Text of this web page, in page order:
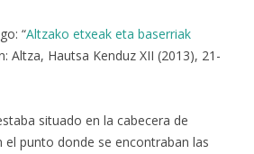
“Altzako etxeak eta baserriak
Altza, Hautsa Kenduz XII (2013), 21-
situado en la cabecera de
el punto donde se encontraban las